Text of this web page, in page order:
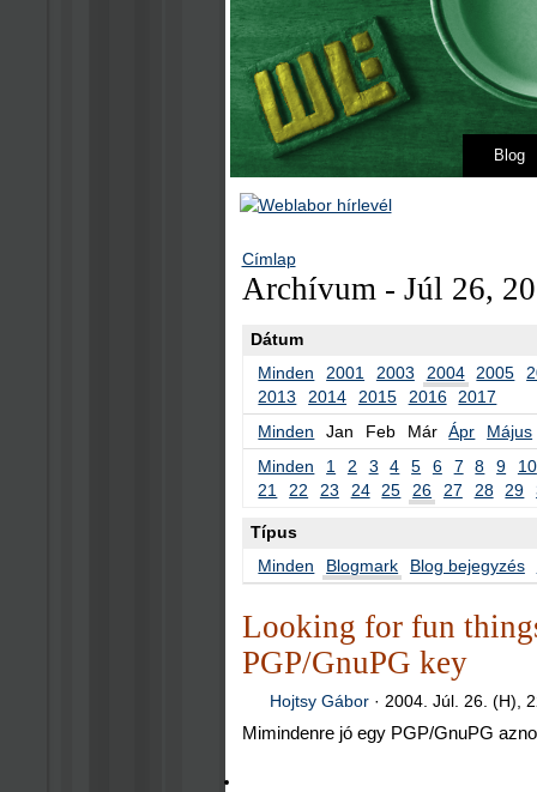
Blog
Címlap
Archívum - Júl 26,
Dátum
Minden
2001 2003 2004 2005
2013
2014 2015 2016
2017
Minden
Jan Feb Már Ápr
Május
Minden
1 2 3 4 5 6 7 8 9
10
21
22 23 24 25 26 27 28 29
Típus
Minden
Blogmark Blog bejegyzés
Looking for fun
PGP/GnuPG key
Hojtsy Gábor ·2004. Júl. 26. (H),
Mimindenre jó egy PGP/GnuPG